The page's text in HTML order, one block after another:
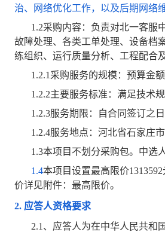
治、网络优化工作，以及后期网络
1.2采购内容：负责对北一客服
故障处理、各类工单处理、设备档
练组织、运行质量分析、工程配合
1.2.1 采购服务的规模：预算金额
1.2.2主要服务标准：满足技术规
1.2.3服务期限：自合同签订之日
1.2.4服务地点：河北省石家庄市
1.3本项目不划分采购包。中选
1.4本项目设置最高限价
价详见附件：最高限价。
2. 应答人资格要求
2.1 、应答人为在中华人民共和